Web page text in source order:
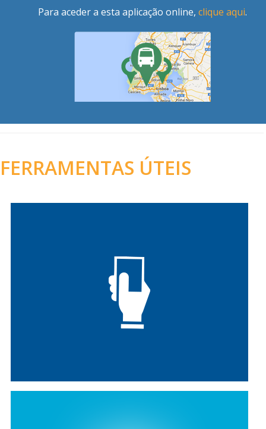
Para aceder a esta aplicação online, clique aqui.
FERRAMENTAS ÚTEIS